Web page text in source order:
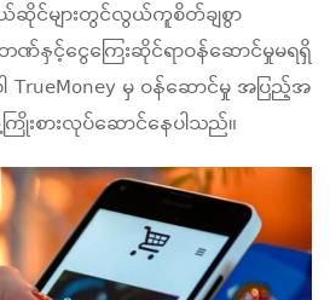
ဆိုင်များတွင်လွယ်ကူစိတ်ချစွာ
နှင့်ငွေကြေးဆိုင်ရာဝန်ဆောင်မှုမရရှိ
TrueMoney မှ ဝန်ဆောင်မှု အပြည့်အ
ြိုးစားလုပ်ဆောင်နေပါသည်။